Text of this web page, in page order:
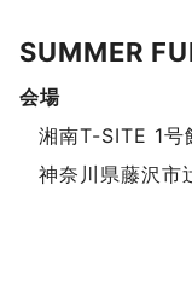
イベントデータ
SUMMER
会場
湘南T-SITE 1号
神奈川県藤沢